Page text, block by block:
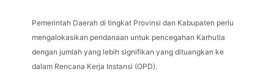
Pemerintah Daerah di tingkat Provinsi dan Kabupaten perlu
mengalokasikan pendanaan untuk pencegahan Karhutla
dengan jumlah yang lebih signifikan yang dituangkan ke
dalam Rencana Kerja Instansi (OPD).